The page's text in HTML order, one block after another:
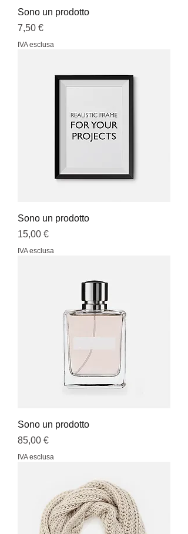
Sono un prodotto
Prezzo
7,50 €
IVA esclusa
Sono un prodotto
Prezzo
15,00 €
IVA esclusa
Sono un prodotto
Prezzo
85,00 €
IVA esclusa